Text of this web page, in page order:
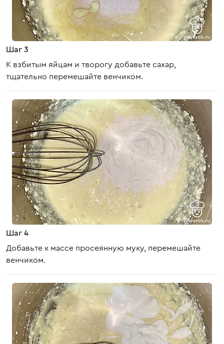
Шаг 3
К взбитым яйцам и творогу добавьте сахар,
тщательно перемешайте венчиком.
Шаг 4
Добавьте к массе просеянную муку, перемешайте
венчиком.